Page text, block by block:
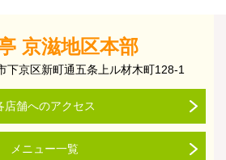
京滋地区本部
下京区新町通五条上ル材木町128-1
店舗へのアクセス
メニュー一覧